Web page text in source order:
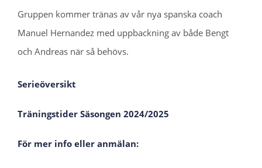
Gruppen kommer tränas av vår nya spanska coach
Manuel Hernandez med uppbackning av både Bengt
och Andreas när så behövs.
Serieöversikt
Träningstider Säsongen 2024/2025
För mer info eller anmälan: